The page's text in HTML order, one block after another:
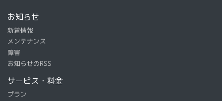
お知らせ
新着情報
メンテナンス
障害
お知らせのRSS
サービス・料金
プラン